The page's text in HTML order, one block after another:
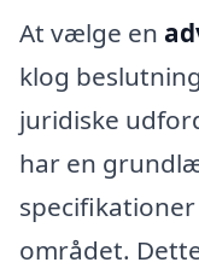
At vælge en
klog
juridiske
har en
området.